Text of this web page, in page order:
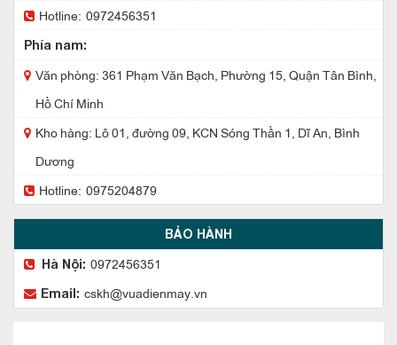
Hotline: 0972456351
Phía nam:
Văn phòng: 361 Phạm Văn Bạch, Phường 15, Quận Tân Bình,
Hồ Chí Minh
Kho hàng: Lô 01, đường 09, KCN Sóng Thần 1, Dĩ An, Bình
Dương
Hotline: 0975204879
BẢO HÀNH
Hà Nội: 0972456351
Email: cskh@vuadienmay.vn